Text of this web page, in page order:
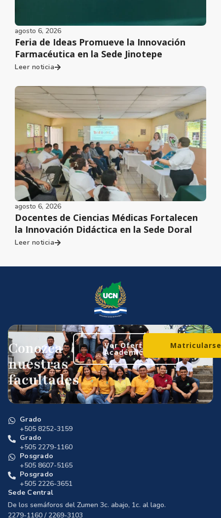
agosto 6, 2026
Feria de Ideas Promueve la Innovación
Farmacéutica en la Sede Jinotepe
Leer noticia
agosto 6, 2026
Docentes de Ciencias Médicas Fortalecen
la Innovación Didáctica en la Sede Doral
Leer noticia
Conozca
nuestras
facultades
Ver Oferta
Académica
Grado
+505 8252-3159
Grado
+505 2279-1160
Posgrado
+505 8607-5165
Posgrado
+505 2226-3651
Sede Central
De los semáforos del Zumen 3c. abajo, 1c. al lago.
2279-1160 / 2269-3103